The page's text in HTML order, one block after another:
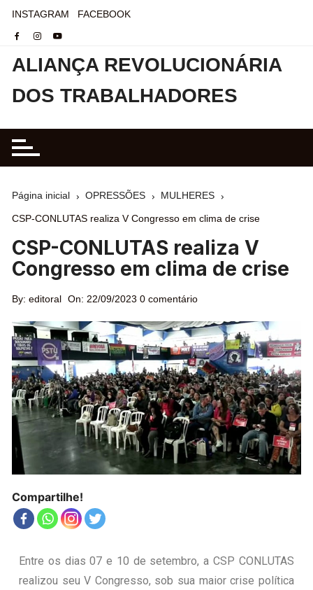
INSTAGRAM FACEBOOK
ALIANÇA REVOLUCIONÁRIA
DOS TRABALHADORES
Página inicial OPRESSÕES MULHERES
CSP-CONLUTAS realiza V Congresso em clima de crise
CSP-CONLUTAS realiza V
Congresso em clima de crise
By: editoral On: 22/09/2023 0 comentário
Compartilhe!
Entre os dias 07 e 10 de setembro, a CSP CONLUTAS
realizou seu V Congresso, sob sua maior crise política